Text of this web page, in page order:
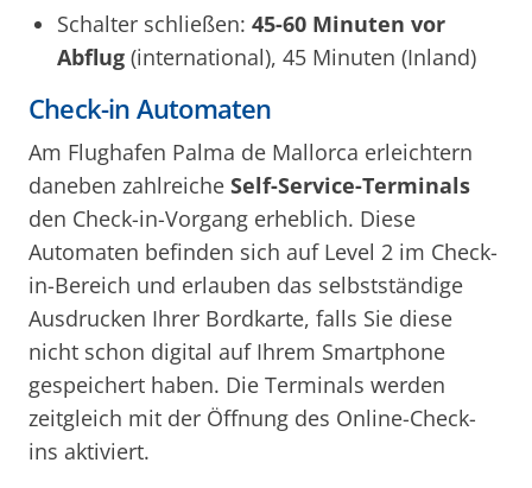
Schalter schließen: 45-60 Minuten vor
Abflug (international), 45 Minuten (Inland)
Check-in Automaten
Am Flughafen Palma de Mallorca erleichtern
daneben zahlreiche Self-Service-Terminals
den Check-in-Vorgang erheblich. Diese
Automaten befinden sich auf Level 2 im Check-
in-Bereich und erlauben das selbstständige
Ausdrucken Ihrer Bordkarte, falls Sie diese
nicht schon digital auf Ihrem Smartphone
gespeichert haben. Die Terminals werden
zeitgleich mit der Öffnung des Online-Check-
ins aktiviert.